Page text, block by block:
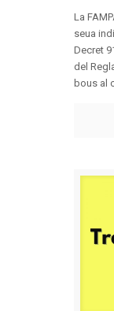
La
seua
Decret
del
bous al